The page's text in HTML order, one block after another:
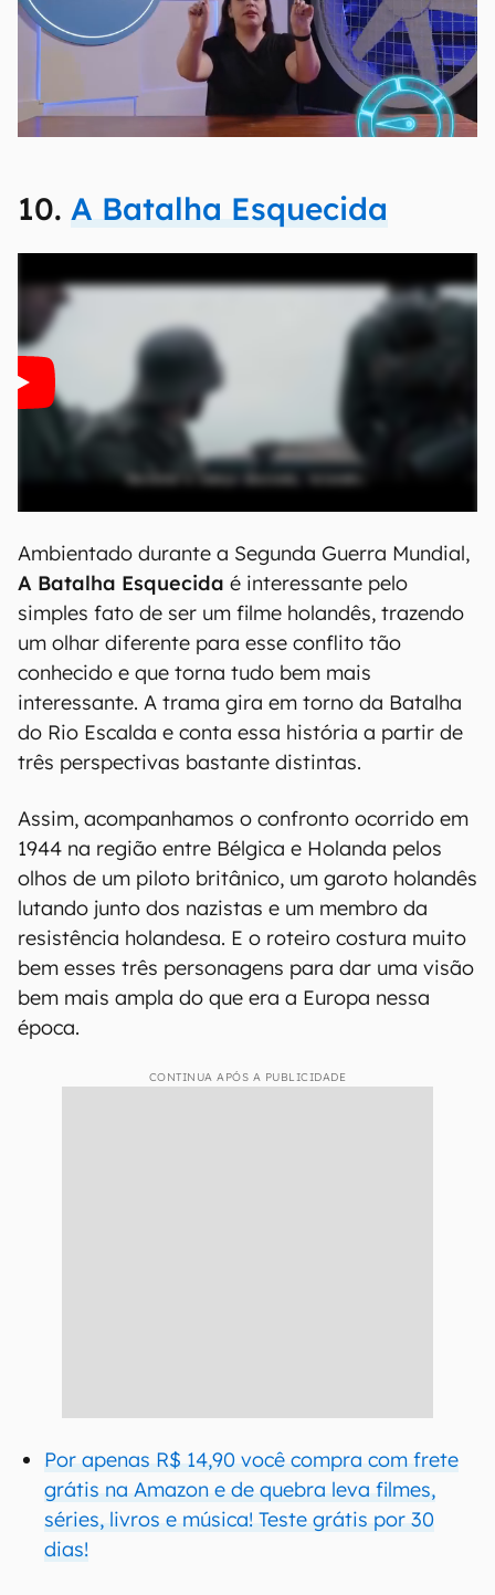
10. A Batalha Esquecida
Ambientado durante a Segunda Guerra Mundial,
A Batalha Esquecida é interessante pelo
simples fato de ser um filme holandês, trazendo
um olhar diferente para esse conflito tão
conhecido e que torna tudo bem mais
interessante. A trama gira em torno da Batalha
do Rio Escalda e conta essa história a partir de
três perspectivas bastante distintas.
Assim, acompanhamos o confronto ocorrido em
1944 na região entre Bélgica e Holanda pelos
olhos de um piloto britânico, um garoto holandês
lutando junto dos nazistas e um membro da
resistência holandesa. E o roteiro costura muito
bem esses três personagens para dar uma visão
bem mais ampla do que era a Europa nessa
época.
CONTINUA APÓS A PUBLICIDADE
Por apenas R$ 14,90 você compra com frete
grátis na Amazon e de quebra leva filmes,
séries, livros e música! Teste grátis por 30
dias!